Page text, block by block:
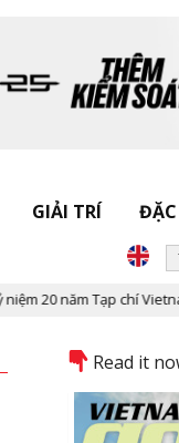
GIẢI TRÍ
năm Tạp chí Vietnam
Read it